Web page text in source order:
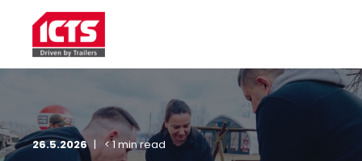
26.5.2026 < 1 min read